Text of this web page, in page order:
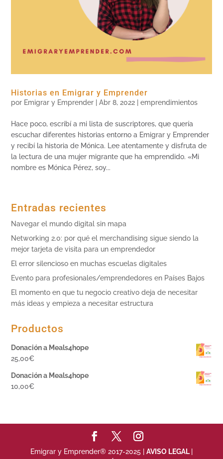
Historias en Emigrar y Emprender
por Emigrar y Emprender |Abr 8, 2022 |emprendimientos
Hace poco, escribí a mi lista de suscriptores, que quería
escuchar diferentes historias entorno a Emigrar y Emprender
y recibí la historia de Mónica. Lee atentamente y disfruta de
la lectura de una mujer migrante que ha emprendido. «Mi
nombre es Mónica Pérez, soy...
Entradas recientes
Navegar el mundo digital sin mapa
Networking 2.0: por qué el merchandising sigue siendo la
mejor tarjeta de visita para un emprendedor
El error silencioso en muchas escuelas digitales
Evento para profesionales/emprendedores en Países Bajos
El momento en que tu negocio creativo deja de necesitar
más ideas y empieza a necesitar estructura
Productos
Donación a Meals4hope
25,00€
Donación a Meals4hope
10,00€
Emigrar y Emprender® 2017-2025 | AVISO LEGAL